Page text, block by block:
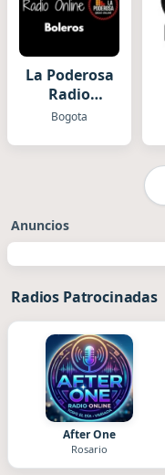
La Poderosa
Radio
Boleros
Bogota
Anuncios
Radios Patrocinadas
After One
Rosario